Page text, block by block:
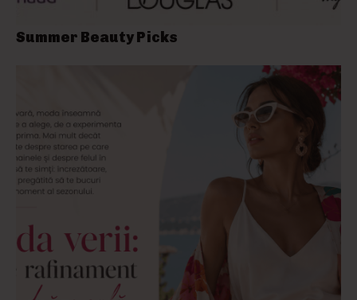
Summer Beauty Picks